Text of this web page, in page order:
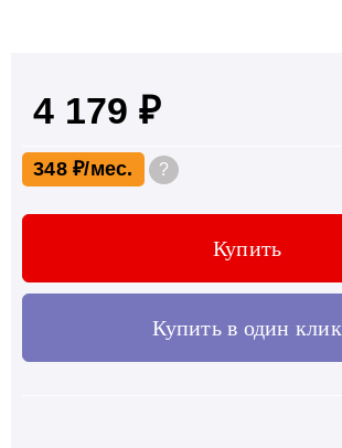
4 179 ₽
348 ₽ ?
Купить
Купить в один клик